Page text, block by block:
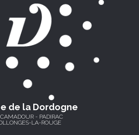
de la Dordogne
- PADIRAC
LA-ROUGE